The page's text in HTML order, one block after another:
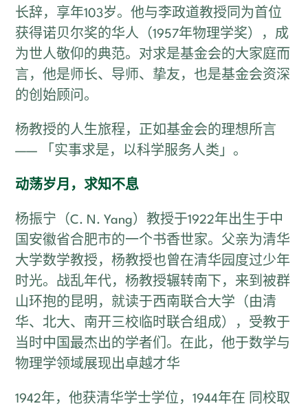
长辞，享年103岁。他与李政道教授同为首位
获得诺贝尔奖的华人（1957年物理学奖），成
为世人敬仰的典范。对求是基金会的大家庭而
言，他是师长、导师、挚友，也是基金会资深
的创始顾问。
杨教授的人生旅程，正如基金会的理想所言
—— 「实事求是，以科学服务人类」。
动荡岁月，求知不息
杨振宁（C. N. Yang）教授于1922年出生于中
国安徽省合肥市的一个书香世家。父亲为清华
大学数学教授，杨教授也曾在清华园度过少年
时光。战乱年代，杨教授辗转南下，来到被群
山环抱的昆明，就读于西南联合大学（由清
华、北大、南开三校临时联合组成），受教于
当时中国最杰出的学者们。在此，他于数学与
物理学领域展现出卓越才华
1942年，他获清华学士学位，1944年在 同校取